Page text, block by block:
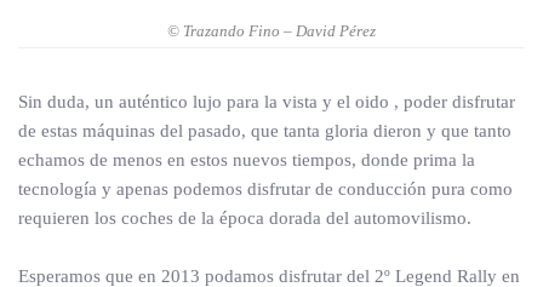
© Trazando Fino – David Pérez
Sin duda, un auténtico lujo para la vista y el oido , poder disfrutar
de estas máquinas del pasado, que tanta gloria dieron y que tanto
echamos de menos en estos nuevos tiempos, donde prima la
tecnología y apenas podemos disfrutar de conducción pura como
requieren los coches de la época dorada del automovilismo.
Esperamos que en 2013 podamos disfrutar del 2º Legend Rally en